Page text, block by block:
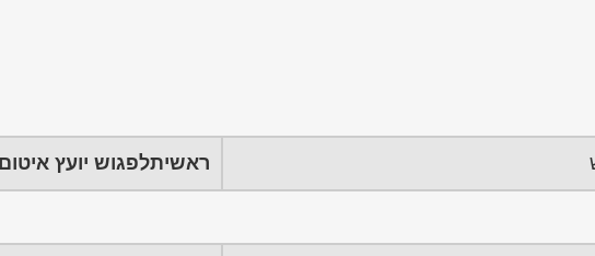
ראשיתלפגוש יועץ איטום